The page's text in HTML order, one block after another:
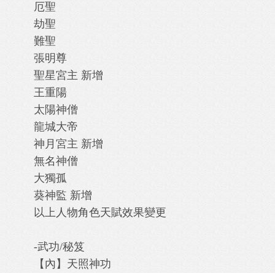
厄聖
劫聖
難聖
張明尊
聖星宮主 新增
王重陽
太陽神僧
龍城大帝
神月宮主 新增
無名神僧
大獨孤
葵神監 新增
以上人物角色天賦效果變更
-武功/秘笈
【內】天照神功